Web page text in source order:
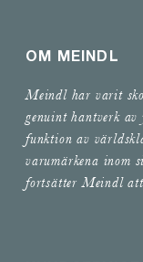
OM MEINDL
Meindl har varit
genuint hantverk av
funktion av
varumärkena inom
fortsätter Meindl